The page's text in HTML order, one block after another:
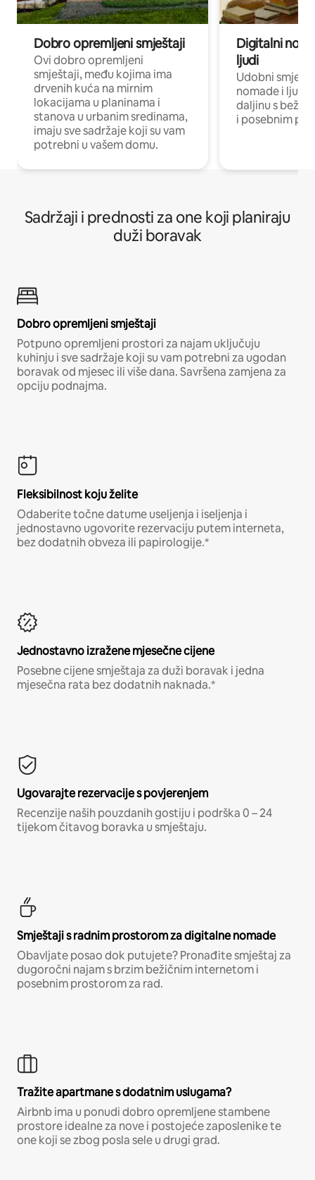
Dobro opremljeni smještaji
Ovi dobro opremljeni
smještaji, među kojima ima
drvenih kuća na mirnim
lokacijama u planinama i
stanova u urbanim sredinama,
imaju sve sadržaje koji su vam
potrebni u vašem domu.
Digitalni
ljudi
Udobni
nomade i ljude
daljinu s
i posebnim
Sadržaji i prednosti za one koji planiraju
duži boravak
Dobro opremljeni smještaji
Potpuno opremljeni prostori za najam uključuju
kuhinju i sve sadržaje koji su vam potrebni za ugodan
boravak od mjesec ili više dana. Savršena zamjena za
opciju podnajma.
Fleksibilnost koju želite
Odaberite točne datume useljenja i iseljenja i
jednostavno ugovorite rezervaciju putem interneta,
bez dodatnih obveza ili papirologije.*
Jednostavno izražene mjesečne cijene
Posebne cijene smještaja za duži boravak i jedna
mjesečna rata bez dodatnih naknada.*
Ugovarajte rezervacije s povjerenjem
Recenzije naših pouzdanih gostiju i podrška 0 – 24
tijekom čitavog boravka u smještaju.
Smještaji s radnim prostorom za digitalne nomade
Obavljate posao dok putujete? Pronađite smještaj za
dugoročni najam s brzim bežičnim internetom i
posebnim prostorom za rad.
Tražite apartmane s dodatnim uslugama?
Airbnb ima u ponudi dobro opremljene stambene
prostore idealne za nove i postojeće zaposlenike te
one koji se zbog posla sele u drugi grad.